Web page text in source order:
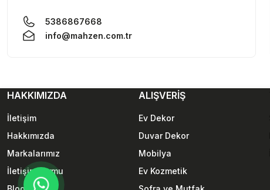
5386867668
info@mahzen.com.tr
HAKKIMIZDA
İletişim
Hakkımızda
Markalarımız
İletişim Formu
ALIŞVERİŞ
Ev Dekor
Duvar Dekor
Mobilya
Ev Kozmetik